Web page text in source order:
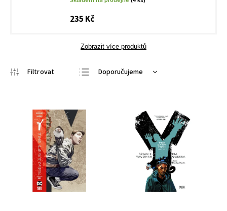
235 Kč
Zobrazit více produktů
Doporučujeme
Nejprodávanější